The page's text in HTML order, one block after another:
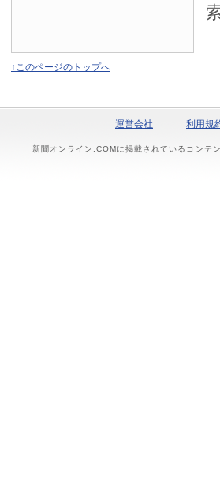
↑このページのトップへ
運営会社 利用規
新聞オンライン.COMに掲載されているコンテ